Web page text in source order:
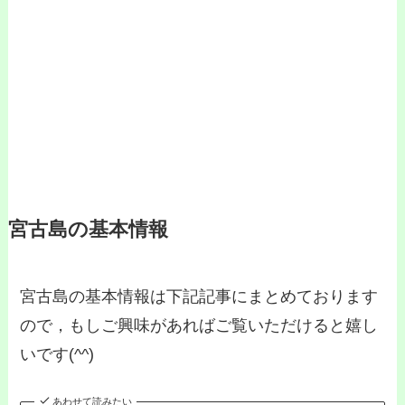
宮古島の基本情報
宮古島の基本情報は下記記事にまとめております
ので，もしご興味があればご覧いただけると嬉し
いです(^^)
あわせて読みたい